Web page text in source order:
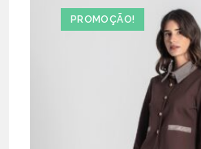
PROMOÇÃO!